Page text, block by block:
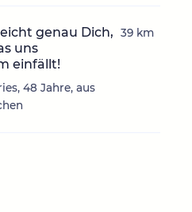
genau Dich,
uns
einfällt!
48 Jahre, aus
39 km